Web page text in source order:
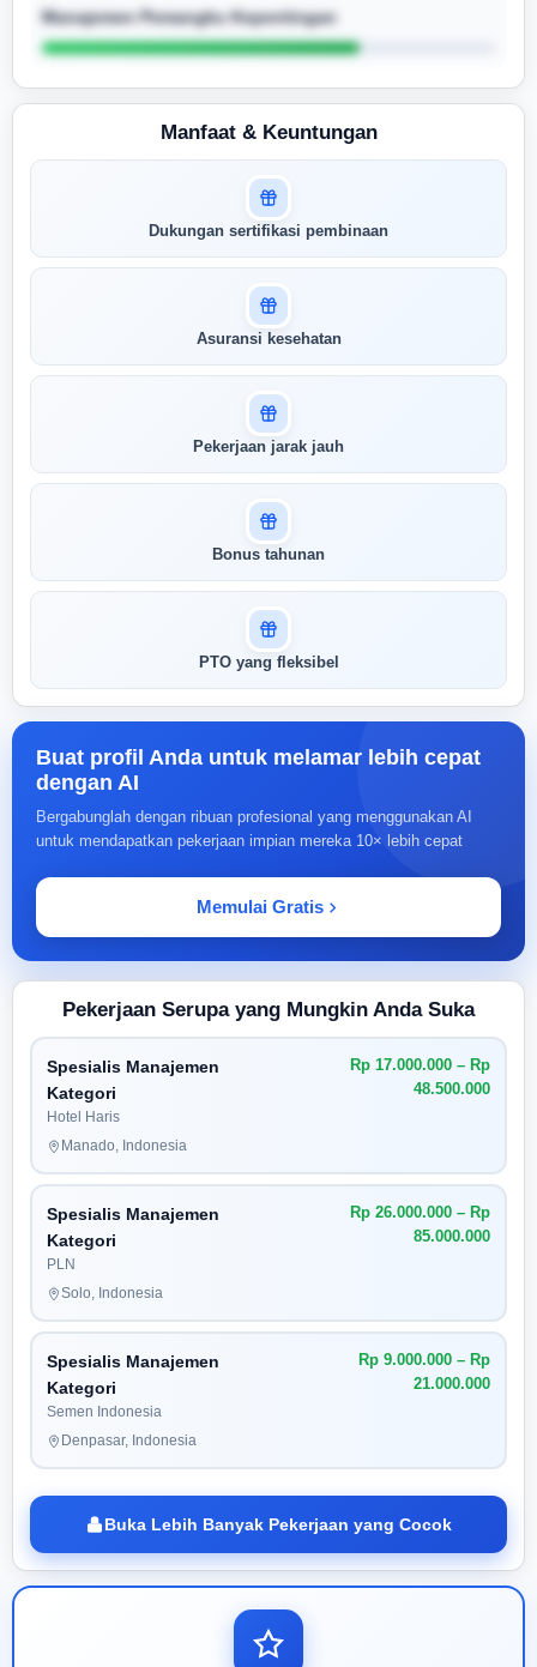
Manajemen Pemangku Kepentingan
Masuk untuk melihat skor
pertandingan AI Anda
menunjukkan seberapa cocok keahlian
Anda dengan peran ini
Manfaat & Keuntungan
Dukungan sertifikasi pembinaan
Asuransi kesehatan
Pekerjaan jarak jauh
Bonus tahunan
PTO yang fleksibel
Buat profil Anda untuk melamar lebih cepat
dengan AI
Bergabunglah dengan ribuan profesional yang menggunakan AI
untuk mendapatkan pekerjaan impian mereka 10× lebih cepat
Memulai Gratis
Pekerjaan Serupa yang Mungkin Anda Suka
Spesialis Manajemen
Kategori
Hotel Haris
Rp 17.000.000 – Rp
48.500.000
Manado, Indonesia
Spesialis Manajemen
Kategori
PLN
Rp 26.000.000 – Rp
85.000.000
Solo, Indonesia
Spesialis Manajemen
Kategori
Semen Indonesia
Rp 9.000.000 – Rp
21.000.000
Denpasar, Indonesia
Buka Lebih Banyak Pekerjaan yang Cocok